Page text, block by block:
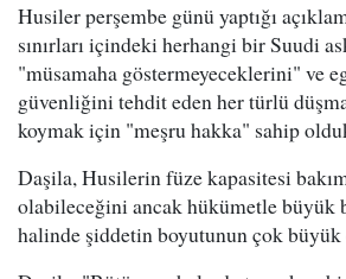
Husiler perşembe günü yaptığı
sınırları içindeki herhangi bir Suudi
"müsamaha göstermeyeceklerini" ve
güvenliğini tehdit eden her türlü
koymak için "meşru hakka" sahip
Daşila, Husilerin füze kapasitesi
olabileceğini ancak hükümetle büyük
halinde şiddetin boyutunun çok büyük